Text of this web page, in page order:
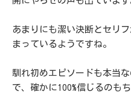
あまりにも潔い決断とセリフ
まっているようですね。
馴れ初めエピソードも本当
で、確かに100%信じるのも